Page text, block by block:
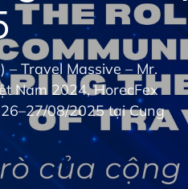
– Travel Massive – Mr.
Nam 2024, HorecFex
08/2025 tại Cung